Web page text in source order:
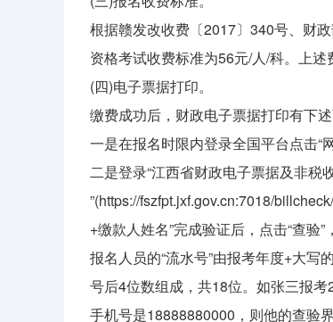
根据赣发改收费〔2017〕340号、财
资格考试收费标准为56元/人/科。上述
(四)电子票据打印。
缴费成功后，财政电子票据打印有下述
一是在报名时限内登录全国平台点击“
二是登录“江西省财政电子票据及非税
”(https://fszfpt.jxf.gov.cn:7018/
+缴款人姓名”完成验证后，点击“查验
报名人员的“流水号”由报考年度+大
号后4位数组成，共18位。如张三报
手机号是18888880000，则他的查验